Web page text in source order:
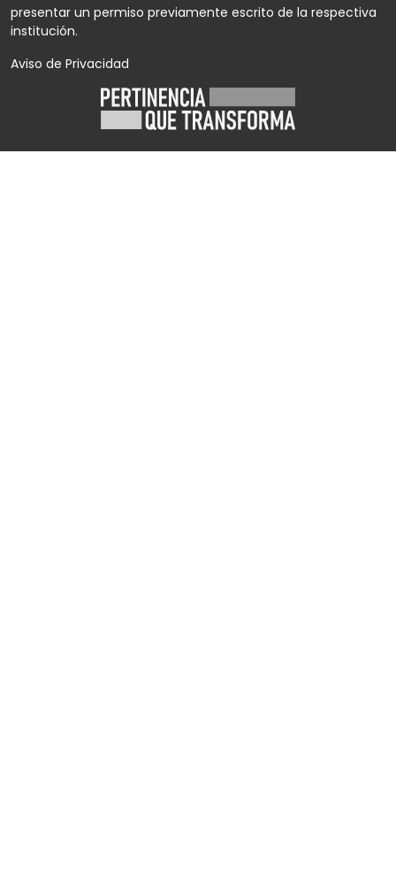
presentar un permiso previamente escrito de la respectiva
institución.
Aviso de Privacidad